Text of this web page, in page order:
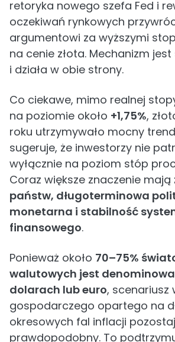
retoryka nowego szefa Fed i
oczekiwań rynkowych
argumentowi za wyższymi
na cenie złota. Mechanizm
i działa w obie strony.
Co ciekawe, mimo realnej
na poziomie około +1,75%,
roku utrzymywało mocny
sugeruje, że inwestorzy nie
wyłącznie na poziom stóp
Coraz większe znaczenie mają
państw, długoterminowa
monetarna i stabilność
finansowego.
Ponieważ około 70–75%
walutowych jest
dolarach lub euro, scenariusz
gospodarczego opartego na
okresowych fal inflacji
prawdopodobny. To